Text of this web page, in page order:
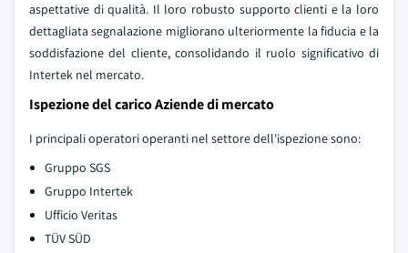
aspettative di qualità. Il loro robusto supporto clienti e la loro
dettagliata segnalazione migliorano ulteriormente la fiducia e la
soddisfazione del cliente, consolidando il ruolo significativo di
Intertek nel mercato.
Ispezione del carico Aziende di mercato
I principali operatori operanti nel settore dell'ispezione sono:
Gruppo SGS
Gruppo Intertek
Ufficio Veritas
TÜV SÜD